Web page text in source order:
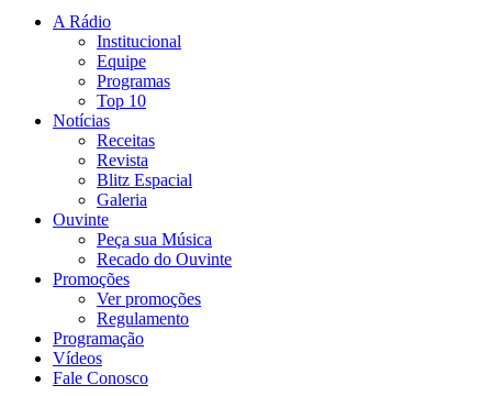
A Rádio
Institucional
Equipe
Programas
Top 10
Notícias
Receitas
Revista
Blitz Espacial
Galeria
Ouvinte
Peça sua Música
Recado do Ouvinte
Promoções
Ver promoções
Regulamento
Programação
Vídeos
Fale Conosco